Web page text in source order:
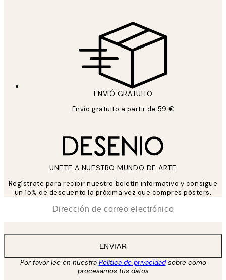
ENVIÓ GRATUITO
Envío gratuito a partir de 59 €
UNETE A NUESTRO MUNDO DE ARTE
Regístrate para recibir nuestro boletín informativo y consigue
un 15% de descuento la próxima vez que compres pósters.
ENVIAR
Por favor lee en nuestra Política de privacidadsobre como
procesamos tus datos